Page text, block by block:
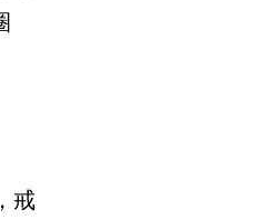
戒